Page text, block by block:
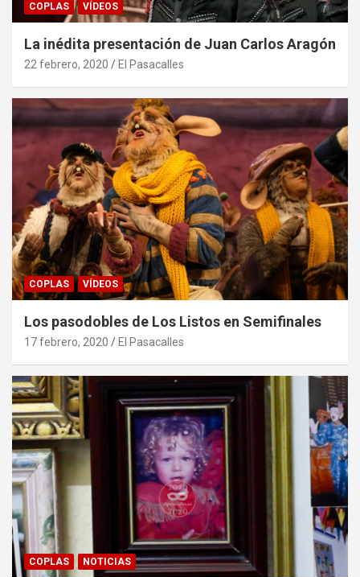
COPLAS VÍDEOS
La inédita presentación de Juan Carlos Aragón
22 febrero, 2020 El Pasacalles
COPLAS VÍDEOS
Los pasodobles de Los Listos en Semifinales
17 febrero, 2020 El Pasacalles
COPLAS NOTICIAS